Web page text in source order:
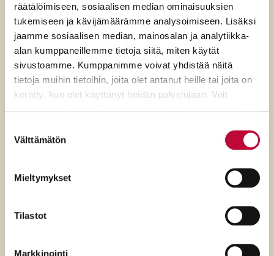
räätälöimiseen, sosiaalisen median ominaisuuksien
tukemiseen ja kävijämäärämme analysoimiseen. Lisäksi
jaamme sosiaalisen median, mainosalan ja analytiikka-
alan kumppaneillemme tietoja siitä, miten käytät
sivustoamme. Kumppanimme voivat yhdistää näitä
tietoja muihin tietoihin, joita olet antanut heille tai joita on
kerätty, kun olet käyttänyt heidän palvelujaan. Voit
valinta
Välttämätön
Mieltymykset
Tilastot
Markkinointi
Luitko jo?